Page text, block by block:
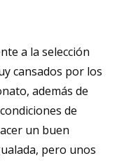
a la selección
cansados por los
además de
de
un buen
pero unos